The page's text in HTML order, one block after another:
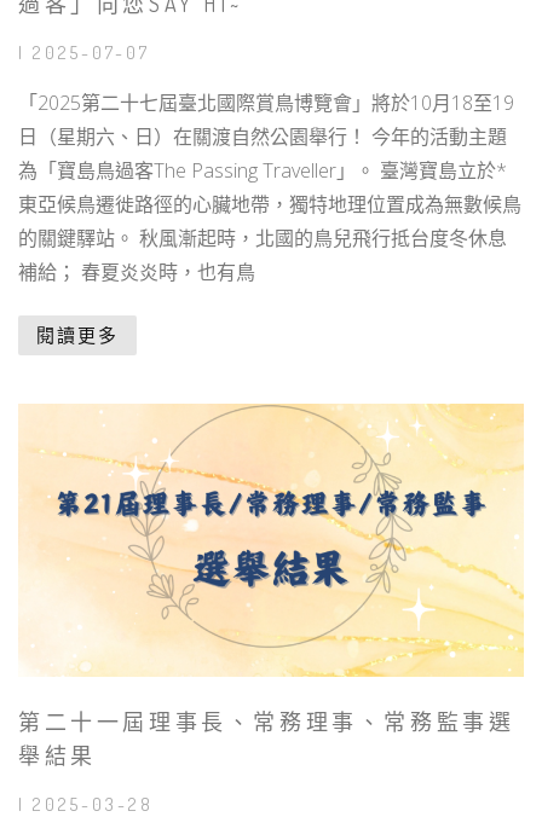
| 2025-07-07
「2025第二十七屆臺北國際賞鳥博覽會」將於10月18至19
日（星期六、日）在關渡自然公園舉行！ 今年的活動主題
為「寶島鳥過客The Passing Traveller」。 臺灣寶島立於*
東亞候鳥遷徙路徑的心臟地帶，獨特地理位置成為無數候鳥
的關鍵驛站。 秋風漸起時，北國的鳥兒飛行抵台度冬休息
補給； 春夏炎炎時，也有鳥
閱讀更多
第二十一屆理事長、常務理事、常務監事選
舉結果
| 2025-03-28